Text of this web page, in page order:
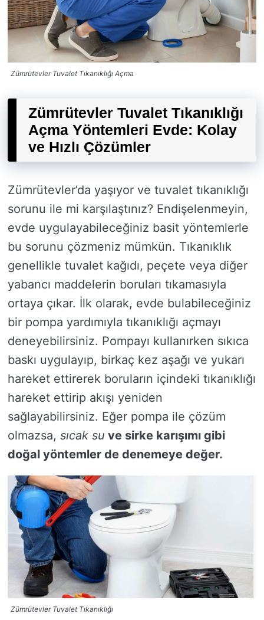
Zümrütevler Tuvalet Tıkanıklığı Açma
Zümrütevler Tuvalet Tıkanıklığı
Açma Yöntemleri Evde: Kolay
ve Hızlı Çözümler
Zümrütevler’da yaşıyor ve tuvalet tıkanıklığı
sorunu ile mi karşılaştınız? Endişelenmeyin,
evde uygulayabileceğiniz basit yöntemlerle
bu sorunu çözmeniz mümkün. Tıkanıklık
genellikle tuvalet kağıdı, peçete veya diğer
yabancı maddelerin boruları tıkamasıyla
ortaya çıkar. İlk olarak, evde bulabileceğiniz
bir pompa yardımıyla tıkanıklığı açmayı
deneyebilirsiniz. Pompayı kullanırken sıkıca
baskı uygulayıp, birkaç kez aşağı ve yukarı
hareket ettirerek boruların içindeki tıkanıklığı
hareket ettirip akışı yeniden
sağlayabilirsiniz. Eğer pompa ile çözüm
olmazsa, sıcak su ve sirke karışımı gibi
doğal yöntemler de denemeye değer.
Zümrütevler Tuvalet Tıkanıklığı